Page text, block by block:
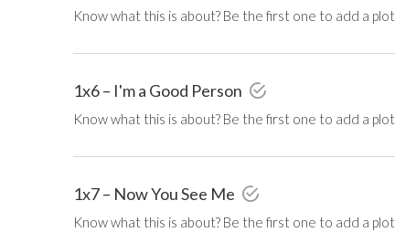
Know what this is about? Be the first one to add a plot.
1x6 – I'm a Good Person
Know what this is about? Be the first one to add a plot.
1x7 – Now You See Me
Know what this is about? Be the first one to add a plot.